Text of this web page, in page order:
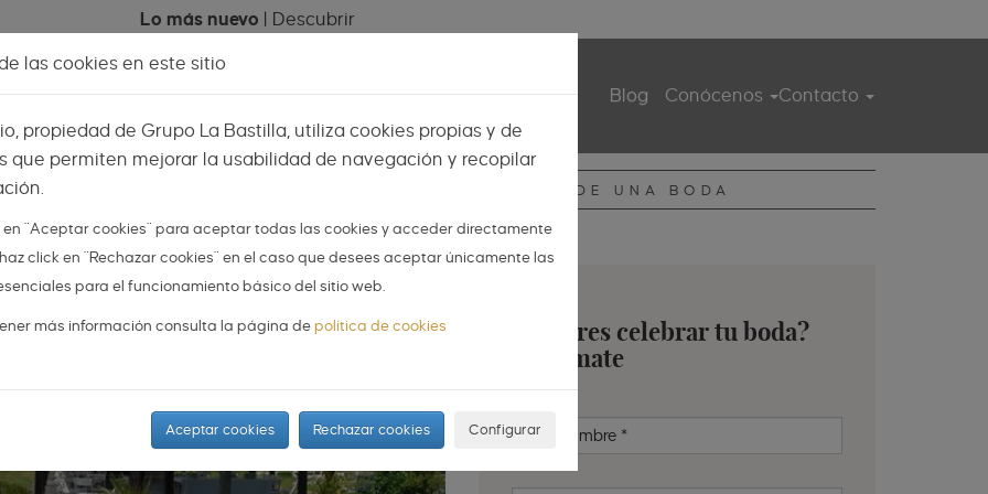
Lo más nuevo | Descubrir
Celebraciones Espacios Mi menú Visita guiada Blog Conócenos Contacto
DIARIO DE UNA BODA
una boda urban-chic
¿Quieres celebrar tu boda?
Infórmate
Nombre *
las cookies en este sitio
propiedad de Grupo La Bastilla, utiliza cookies propias y de
que permiten mejorar la usabilidad de navegación y recopilar
en "Aceptar cookies" para aceptar todas las cookies y acceder directamente
click en "Rechazar cookies" en el caso que desees aceptar únicamente las
para el funcionamiento básico del sitio web.
más información consulta la página depolítica de cookies
Aceptar cookies Rechazar cookies Configurar